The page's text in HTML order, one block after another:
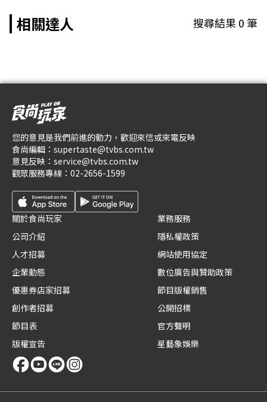
相關達人 搜尋結果0筆
您的意見是我們前進的動力，歡迎來信或來電反映
食尚編輯： supertaste@tvbs.com.tw
意見反映： service@tvbs.com.tw
觀眾服務專線： 02-2656-1599
關於食尚玩家
公司介紹
人才招募
企業動態
優惠券店家招募
創作者招募
節目表
版權宣告
業務服務
隱私權政策
網站使用協定
數位廣告與贊助政策
節目版權銷售
公開招標
官方聲明
星藝象娛樂